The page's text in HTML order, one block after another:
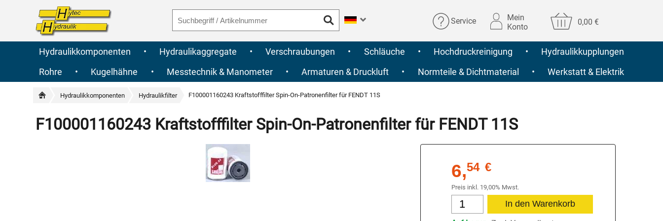
Service
Mein
Konto
0,00 €
Hydraulikkomponenten • Hydraulikaggregate • Verschraubungen • Schläuche • Hochdruckreinigung •
Hydraulikkupplungen
Rohre
• Kugelhähne • Messtechnik & Manometer • Armaturen & Druckluft • Normteile & Dichtmaterial • Werkstatt & Elektrik
Hydraulikkomponenten Hydraulikfilter F100001160243 Kraftstofffilter Spin-On-Patronenfilter für FENDT 11S
F100001160243 Kraftstofffilter Spin-On-Patronenfilter für FENDT 11S
6,54 €
Preis inkl. 19,00% Mwst.